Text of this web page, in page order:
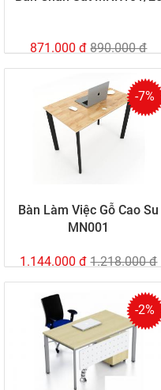
871.000 đ 890.000 đ
-7%
Bàn Làm Việc Gỗ Cao Su
MN001
1.144.000 đ 1.218.000 đ
-2%